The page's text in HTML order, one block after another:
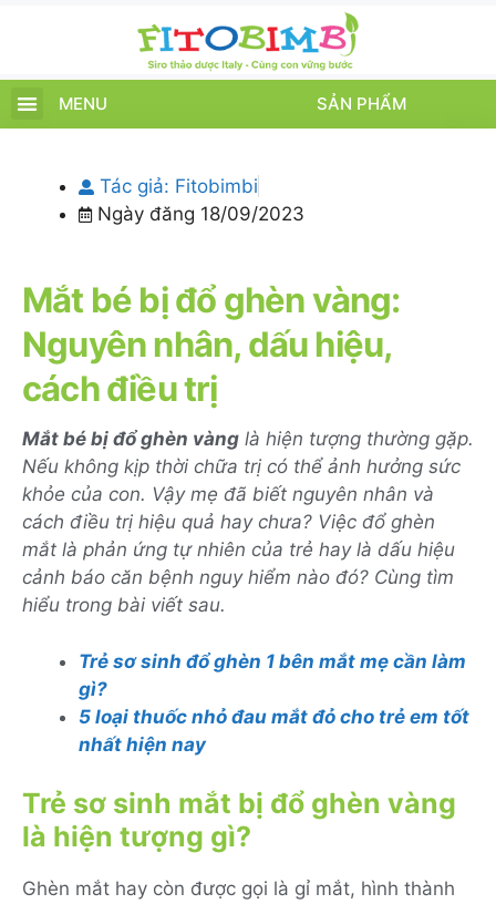
MENU SẢN PHẨM
Tác giả: Fitobimbi
Ngày đăng 18/09/2023
Mắt bé bị đổ ghèn vàng:
Nguyên nhân, dấu hiệu,
cách điều trị
Mắt bé bị đổ ghèn vàng là hiện tượng thường gặp.
Nếu không kịp thời chữa trị có thể ảnh hưởng sức
khỏe của con. Vậy mẹ đã biết nguyên nhân và
cách điều trị hiệu quả hay chưa? Việc đổ ghèn
mắt là phản ứng tự nhiên của trẻ hay là dấu hiệu
cảnh báo căn bệnh nguy hiểm nào đó? Cùng tìm
hiểu trong bài viết sau.
Trẻ sơ sinh đổ ghèn 1 bên mắt mẹ cần làm
gì?
5 loại thuốc nhỏ đau mắt đỏ cho trẻ em tốt
nhất hiện nay
Trẻ sơ sinh mắt bị đổ ghèn vàng
là hiện tượng gì?
Ghèn mắt hay còn được gọi là gỉ mắt, hình thành